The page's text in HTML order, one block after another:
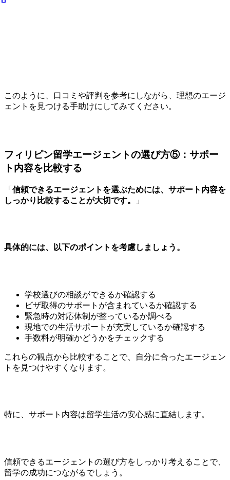
このように、口コミや評判を参考にしながら、理想のエージ
ェントを見つける手助けにしてみてください。
フィリピン留学エージェントの選び方⑤：サポー
ト内容を比較する
「 信頼できるエージェントを選ぶためには、サポート内容を
しっかり比較することが大切です。
」
具体的には、以下のポイントを考慮しましょう。
学校選びの相談ができるか確認する
ビザ取得のサポートが含まれているか確認する
緊急時の対応体制が整っているか調べる
現地での生活サポートが充実しているか確認する
手数料が明確かどうかをチェックする
これらの観点から比較することで、自分に合ったエージェン
トを見つけやすくなります。
特に、サポート内容は留学生活の安心感に直結します。
信頼できるエージェントの選び方をしっかり考えることで、
留学の成功につながるでしょう。